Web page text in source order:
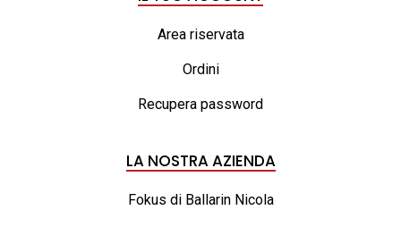
Area riservata
Ordini
Recupera password
LA NOSTRA AZIENDA
Fokus di Ballarin Nicola